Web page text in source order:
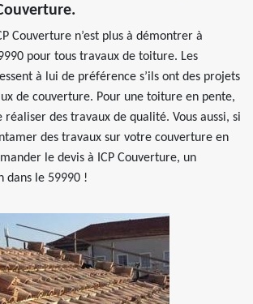
Couverture n’est plus à démontrer à
pour tous travaux de toiture. Les
à lui de préférence s’ils ont des projets
de couverture. Pour une toiture en pente,
réaliser des travaux de qualité. Vous aussi, si
des travaux sur votre couverture en
le devis à ICP Couverture, un
dans le 59990 !